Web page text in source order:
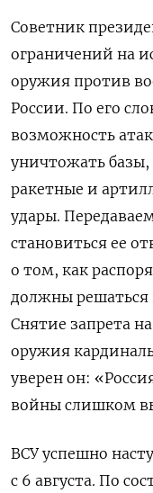
Советник
ограничений на
оружия против
России. По его
возможность
уничтожать
ракетные и
удары.
становиться ее
о том, как
должны решаться
Снятие запрета
оружия
уверен он:
войны слишком
ВСУ успешно
с 6 августа. По